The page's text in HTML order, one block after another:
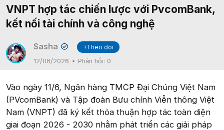
VNPT hợp tác chiến lược với PvcomBank,
kết nối tài chính và công nghệ
Sasha ✔
+Theo dõi
12/06/2026
Phản hồi: 0
Vào ngày 11/6, Ngân hàng TMCP Đại Chúng Việt Nam
(PVcomBank) và Tập đoàn Bưu chính Viễn thông Việt
Nam (VNPT) đã ký kết thỏa thuận hợp tác toàn diện
giai đoạn 2026 - 2030 nhằm phát triển các giải pháp